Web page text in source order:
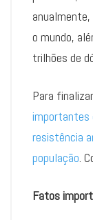
o mundo,
trilhões de
Para
importantes
resistência
população.
Fatos